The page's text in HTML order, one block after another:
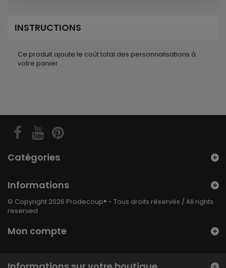
INSTRUCTIONS
Ce produit ajoute le coût total des personnalisations à
votre panier
Catégories
Informations
© Copyright 2026 Prodecoup® - Tous droits réservés / All rights
reserved
Mon compte